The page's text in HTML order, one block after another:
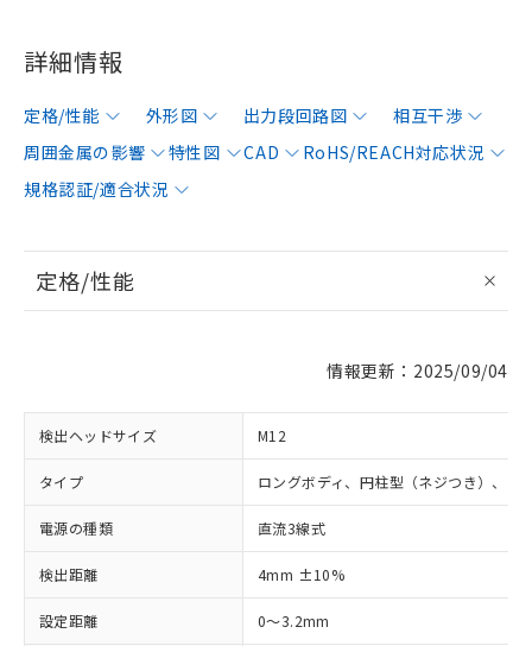
詳細情報
定格/性能 外形図 出力段回路図
相互干渉
周囲金属の影響
特性図 CAD
RoHS/REACH対応状況
規格認証/適合状況
定格/性能
情報更新：2025/09/04
検出ヘッドサイズ M12
タイプ ロングボディ、円柱型（ネジつき）、シ
電源の種類 直流3線式
検出距離 4mm ±10%
設定距離 0～3.2mm